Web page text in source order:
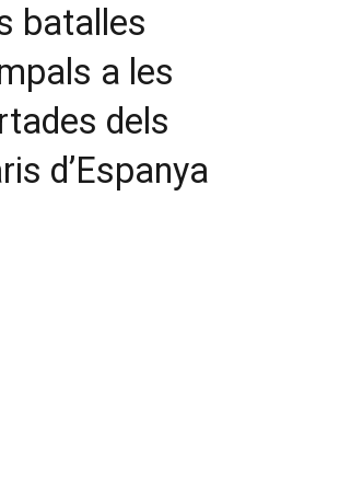
batalles
a les
dels
d’Espanya